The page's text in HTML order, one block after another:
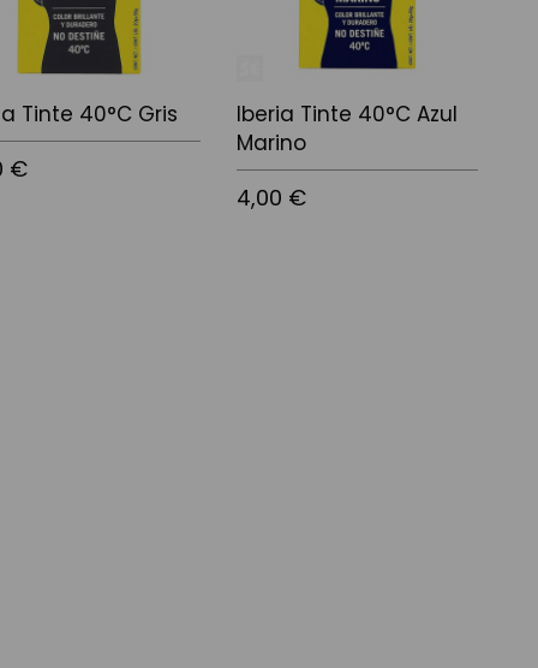
Tinte 40°C Gris
€
Iberia Tinte 40°C Azul
Marino
4,00 €